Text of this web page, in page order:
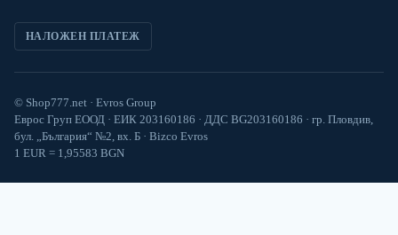
НАЛОЖЕН ПЛАТЕЖ
© Shop777.net · Evros Group
Еврос Груп ЕООД · ЕИК 203160186 · ДДС BG203160186 · гр. Пловдив,
бул. „България“ №2, вх. Б · Bizco Evros
1 EUR = 1,95583 BGN